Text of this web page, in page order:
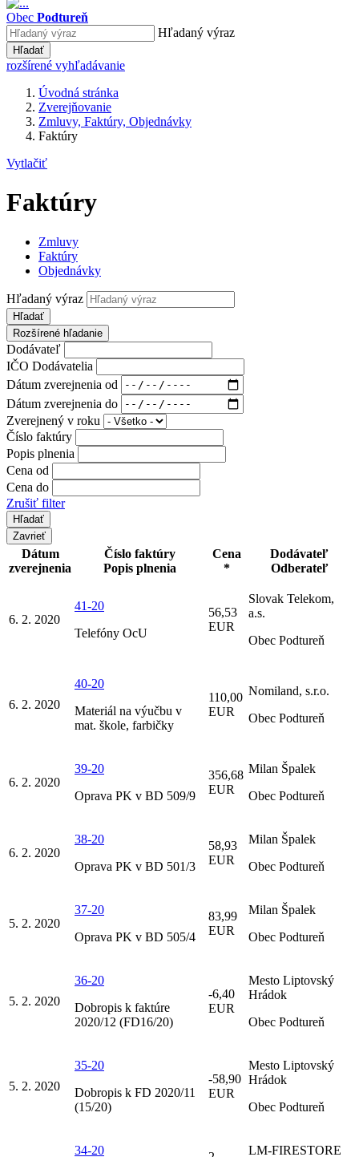
Obec Podtureň
Hľadaný výraz
Hľadať
rozšírené vyhľadávanie
Úvodná stránka
Zverejňovanie
Zmluvy, Faktúry, Objednávky
Faktúry
Vytlačiť
Faktúry
Zmluvy
Faktúry
Objednávky
Hľadaný výraz
Hľadať
Rozšírené hľadanie
Dodávateľ
IČO Dodávatelia
Dátum zverejnenia od
Dátum zverejnenia do
Zverejnený v roku
Číslo faktúry
Popis plnenia
Cena od
Cena do
Zrušiť filter
Zavrieť
Dátum
zverejnenia
Číslo faktúry
Popis plnenia
Cena
*
Dodávateľ
Odberateľ
6. 2. 2020
41-20
Telefóny OcU
56,53
EUR
Slovak Telekom,
a.s.
Obec Podtureň
6. 2. 2020
40-20
Materiál na výučbu v
mat. škole, farbičky
110,00
EUR
Nomiland, s.r.o.
Obec Podtureň
6. 2. 2020
39-20
Oprava PK v BD 509/9
356,68
EUR
Milan Špalek
Obec Podtureň
6. 2. 2020
38-20
Oprava PK v BD 501/3
58,93
EUR
Milan Špalek
Obec Podtureň
5. 2. 2020
37-20
Oprava PK v BD 505/4
83,99
EUR
Milan Špalek
Obec Podtureň
5. 2. 2020
36-20
Dobropis k faktúre
2020/12 (FD16/20)
-6,40
EUR
Mesto Liptovský
Hrádok
Obec Podtureň
5. 2. 2020
35-20
Dobropis k FD 2020/11
(15/20)
-58,90
EUR
Mesto Liptovský
Hrádok
Obec Podtureň
34-20 LM-FIRESTORE